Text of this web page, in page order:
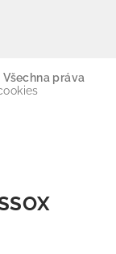
Všechna práva